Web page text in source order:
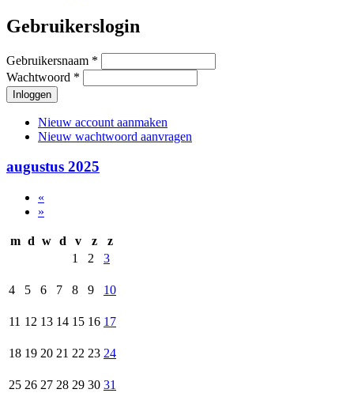
Gebruikerslogin
Gebruikersnaam *
Wachtwoord *
Nieuw account aanmaken
Nieuw wachtwoord aanvragen
augustus 2025
«
»
m d w d v z
z
1
2 3
4 5 6 7 8 9 10
11 12 13 14 15 16 17
18 19 20 21 22 23 24
25 26 27 28 29 30 31